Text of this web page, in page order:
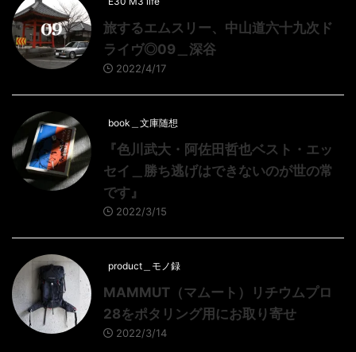
旅するエムスリー、中山道六十九次ド
ライヴ◎09＿深谷
2022/4/17
book＿文庫随想
『色川武大・阿佐田哲也ベスト・エッ
セイ＿勝ち逃げはできないのが世の常
です』
2022/3/15
product＿モノ録
MAMMUT（マムート）リチウムプロ
28をポタリング用にお取り寄せ
2022/3/14